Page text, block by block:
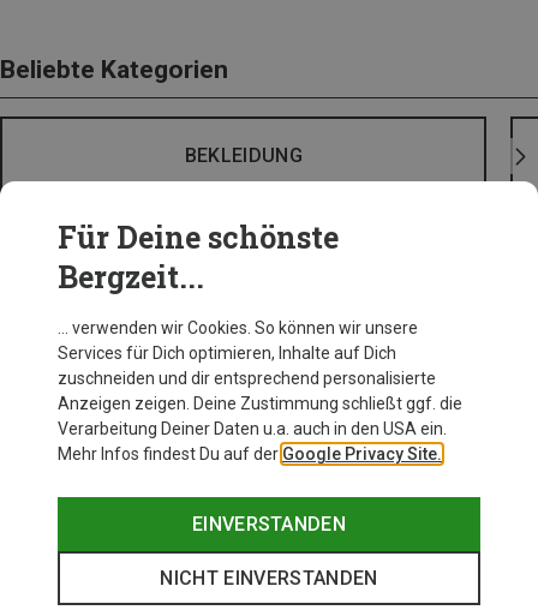
Beliebte Kategorien
BEKLEIDUNG
Für Deine schönste
Bergzeit...
… verwenden wir Cookies. So können wir unsere
Services für Dich optimieren, Inhalte auf Dich
zuschneiden und dir entsprechend personalisierte
Anzeigen zeigen. Deine Zustimmung schließt ggf. die
Verarbeitung Deiner Daten u.a. auch in den USA ein.
Mehr Infos findest Du auf der Google Privacy Site.
EINVERSTANDEN
NICHT EINVERSTANDEN